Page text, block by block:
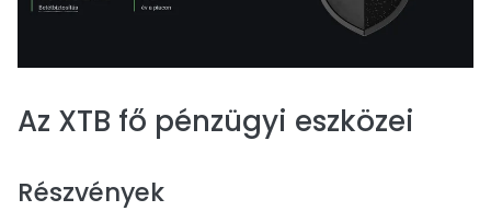
Az XTB fő pénzügyi eszközei
Részvények